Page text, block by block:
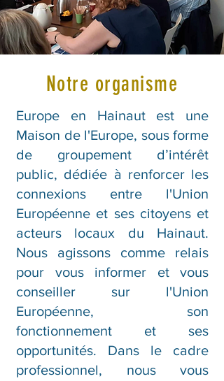
Notre organisme
Europe en Hainaut est une
Maison de l'Europe, sous forme
de groupement d’intérêt
public, dédiée à renforcer les
connexions entre l'Union
Européenne et ses citoyens et
acteurs locaux du Hainaut.
Nous agissons comme relais
pour vous informer et vous
conseiller sur l'Union
Européenne, son
fonctionnement et ses
opportunités. Dans le cadre
professionnel, nous vous